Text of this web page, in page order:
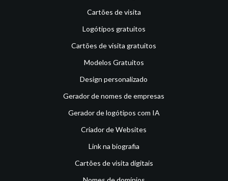
Cartões de visita
Logótipos gratuitos
Cartões de visita gratuitos
Modelos Gratuitos
Design personalizado
Gerador de nomes de empresas
Gerador de logótipos com IA
Criador de Websites
Link na biografia
Cartões de visita digitais